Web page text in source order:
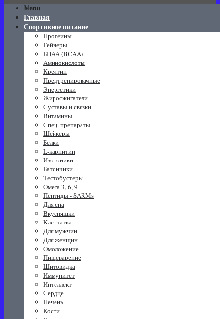
Menu
Главная
Спортивное питание
Протеины
Гейнеры
БЦАА (BCAA)
Аминокислоты
Креатин
Предтренировачные
Энергетики
Жиросжигатели
Суставы и связки
Витамины
Спец. препараты
Шейкеры
Белки
L-карнитин
Изотоники
Батончики
Тестобустеры
Омега 3, 6, 9
Пептиды - SARMs
Для сна
Вкусняшки
Клетчатка
Для мужчин
Для женщин
Омоложение
Пищеварение
Щитовидка
Иммунитет
Интеллект
Сердце
Печень
Кости